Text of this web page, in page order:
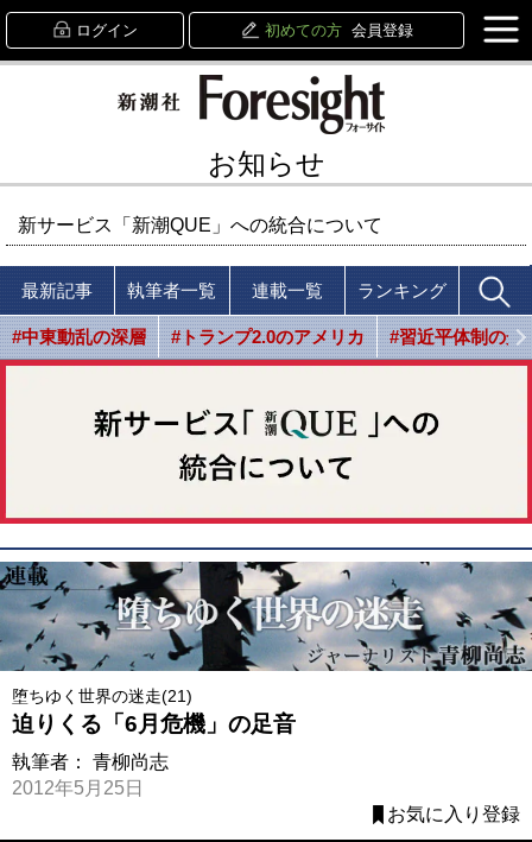
ログイン 初めての方 会員登録
お知らせ
新サービス「新潮QUE」への統合について
最新記事 執筆者一覧 連載一覧 ランキング
#中東動乱の深層 #トランプ2.0のアメリカ #習近平体制の光
堕ちゆく世界の迷走(21)
迫りくる「6月危機」の足音
執筆者： 青柳尚志
2012年5月25日
お気に入り登録